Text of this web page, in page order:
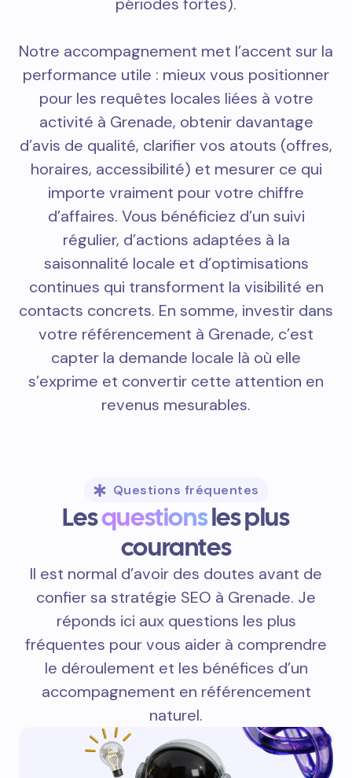
Notre accompagnement met l’accent sur la
performance utile : mieux vous positionner
pour les requêtes locales liées à votre
activité à Grenade, obtenir davantage
d’avis de qualité, clarifier vos atouts (offres,
horaires, accessibilité) et mesurer ce qui
importe vraiment pour votre chiffre
d’affaires. Vous bénéficiez d’un suivi
régulier, d’actions adaptées à la
saisonnalité locale et d’optimisations
continues qui transforment la visibilité en
contacts concrets. En somme, investir dans
votre référencement à Grenade, c’est
capter la demande locale là où elle
s’exprime et convertir cette attention en
revenus mesurables.
Questions fréquentes
Lesquestionsles plus
courantes
Il est normal d’avoir des doutes avant de
confier sa stratégie SEO à Grenade. Je
réponds ici aux questions les plus
fréquentes pour vous aider à comprendre
le déroulement et les bénéfices d’un
accompagnement en référencement
naturel.